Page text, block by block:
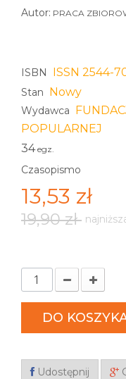
Autor: PRACA
ISBN ISSN 2544-
Stan Nowy
Wydawca
POPULARNEJ
34 egz.
Czasopismo
13,53 zł
19,90 zł
DO
Udostępnij